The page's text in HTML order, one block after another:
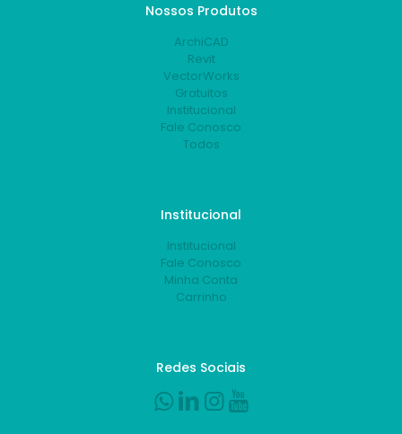
Nossos Produtos
ArchiCAD
Revit
VectorWorks
Gratuitos
Institucional
Fale Conosco
Todos
Institucional
Institucional
Fale Conosco
Minha Conta
Carrinho
Redes Sociais